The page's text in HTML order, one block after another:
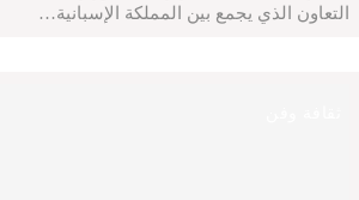
التعاون الذي يجمع بين المملكة الإسبانية…